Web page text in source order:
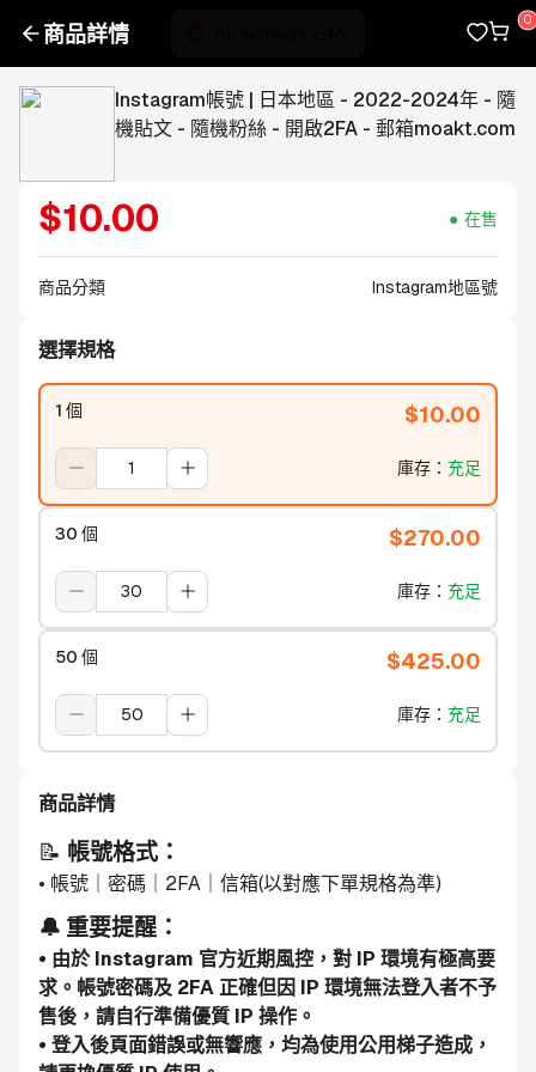
商品詳情
Instagram帳號 | 日本地區 - 2022-2024年 - 隨
機貼文 - 隨機粉絲 - 開啟2FA - 郵箱moakt.com
$10.00 在售
商品分類 Instagram地區號
選擇規格
1 個 $10.00
庫存 ： 充足
30 個 $270.00
庫存 ： 充足
50 個 $425.00
庫存 ： 充足
商品詳情
📝 帳號格式：
• 帳號｜密碼｜2FA｜信箱(以對應下單規格為準)
🔔 重要提醒：
• 由於 Instagram 官方近期風控，對 IP 環境有極高要
求。帳號密碼及 2FA 正確但因 IP 環境無法登入者不予
售後，請自行準備優質 IP 操作。
• 登入後頁面錯誤或無響應，均為使用公用梯子造成，